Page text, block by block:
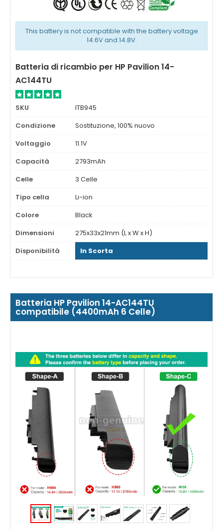
This battery is not compatible with the battery voltage
14.6V and 14.8V.
Batteria di ricambio per HP Pavilion 14-
AC144TU
SKU
ITB945
Condizione
Sostituzione, 100% nuovo
Voltaggio
11.1V
Capacità
2793mAh
Celle
3 Celle
Tipo cella
Li-ion
Colore
Black
Dimensioni
275x33x21mm (L x W x H)
Disponibilità
In Scorta
Batteria HP Pavilion 14-AC144TU
compatibile (4400mAh 6 Celle)